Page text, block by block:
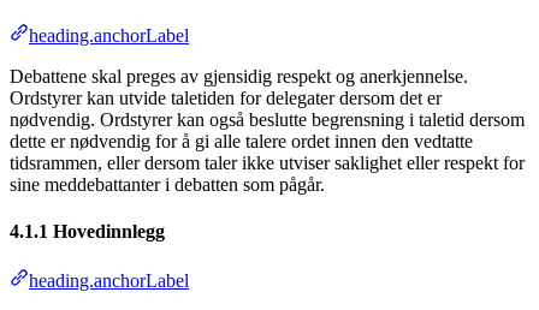
heading.anchorLabel
Debattene skal preges av gjensidig respekt og anerkjennelse.
Ordstyrer kan utvide taletiden for delegater dersom det er
nødvendig. Ordstyrer kan også beslutte begrensning i taletid dersom
dette er nødvendig for å gi alle talere ordet innen den vedtatte
tidsrammen, eller dersom taler ikke utviser saklighet eller respekt for
sine meddebattanter i debatten som pågår.
4.1.1 Hovedinnlegg
heading.anchorLabel